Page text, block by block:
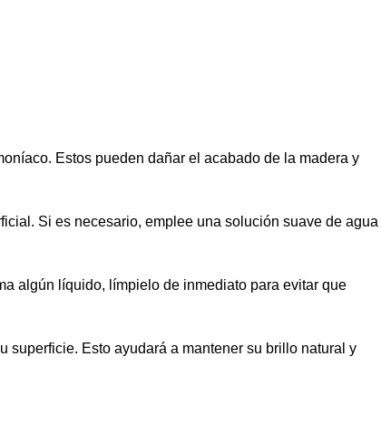
Estos pueden dañar el acabado de la madera y
Si es necesario, emplee una solución suave de agua
algún líquido, límpielo de inmediato para evitar que
superficie. Esto ayudará a mantener su brillo natural y